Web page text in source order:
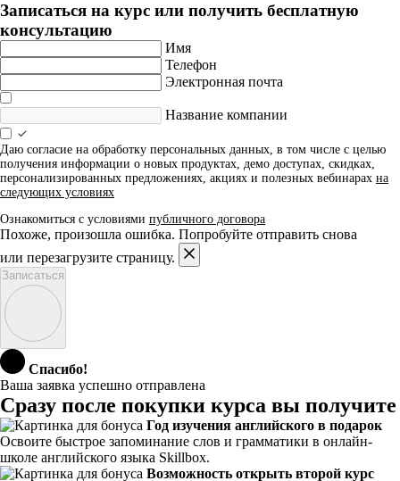
Записаться на курс или получить бесплатную
консультацию
Имя
Телефон
Электронная почта
Название компании
Даю согласие на обработку персональных данных, в том числе с целью
получения информации о новых продуктах, демо доступах, скидках,
персонализированных предложениях, акциях и полезных вебинарах на
следующих условиях
Ознакомиться с условиями публичного договора
Похоже, произошла ошибка. Попробуйте отправить снова
или перезагрузите страницу.
Записаться
Спасибо!
Ваша заявка успешно отправлена
Сразу после покупки курса вы получите
Год изучения английского в подарок
Освоите быстрое запоминание слов и грамматики в онлайн-
школе английского языка Skillbox.
Возможность открыть второй курс